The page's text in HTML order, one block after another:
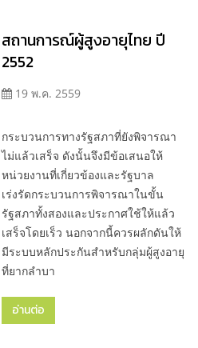
สถานการณ์ผู้สูงอายุไทย ปี
2552
19 พ.ค. 2559
กระบวนการทางรัฐสภาที่ยังพิจารณา
ไม่แล้วเสร็จ ดังนั้นจึงมีข้อเสนอให้
หน่วยงานที่เกี่ยวข้องและรัฐบาล
เร่งรัดกระบวนการพิจารณาในขั้น
รัฐสภาทั้งสองและประกาศใช้ให้แล้ว
เสร็จโดยเร็ว นอกจากนี้ควรผลักดันให้
มีระบบหลักประกันสำหรับกลุ่มผู้สูงอายุ
ที่ยากลำบา
อ่านต่อ